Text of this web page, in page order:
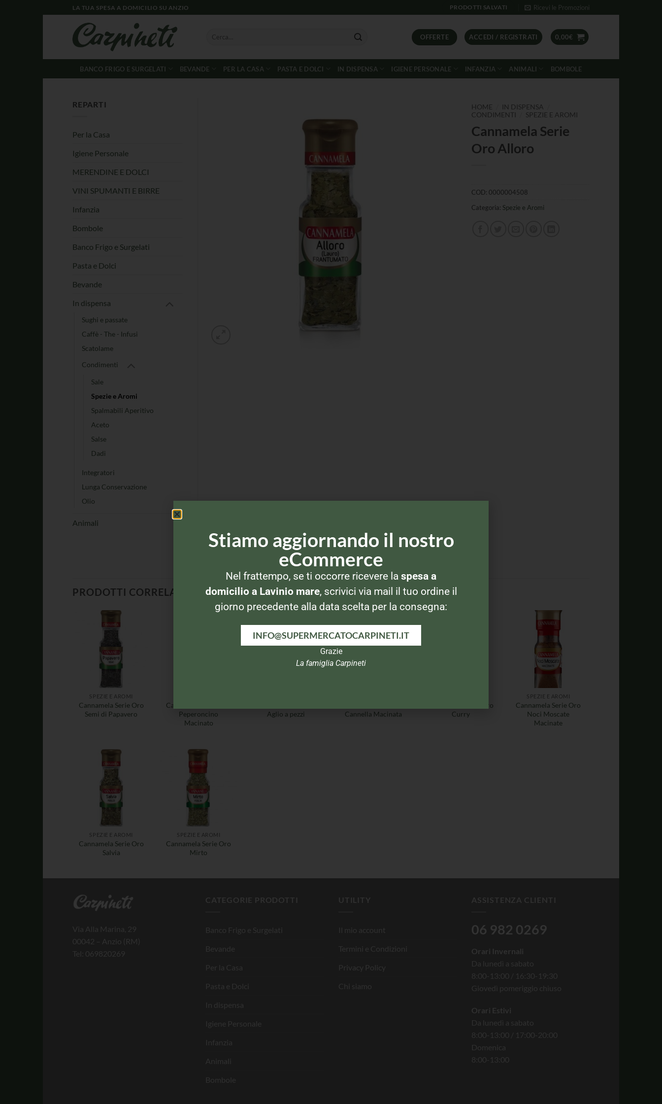
LA TUA SPESA A DOMICILIO SU ANZIO PRODOTTI SALVATI Ricevi le Promozioni
OFFERTE ACCEDI / REGISTRATI 0,00€
BANCO FRIGO E SURGELATI BEVANDE PER LA CASA PASTA E DOLCI IN DISPENSA IGIENE PERSONALE INFANZIA ANIMALI BOMBOLE
HOME IN DISPENSA
CONDIMENTI SPEZIE E AROMI
Cannamela Serie
Oro Alloro
COD: 0000004508
Categoria: Spezie e Aromi
REPARTI
Per la Casa
Igiene Personale
MERENDINE E DOLCI
VINI SPUMANTI E BIRRE
Infanzia
Bombole
Banco Frigo e Surgelati
Pasta e Dolci
Bevande
In dispensa
Sughi e passate
Caffè - The - Infusi
Scatolame
Condimenti
Sale
Spezie e Aromi
Spalmabili Aperitivo
Aceto
Salse
Dadi
Integratori
Lunga Conservazione
Olio
Animali
PRODOTTI CORRELATI
SPEZIE E AROMI
Cannamela Serie Oro
Semi di Papavero
Cannamela Serie Oro
Peperoncino
Macinato
Aglio a pezzi
Cannella Macinata
Cannamela Serie Oro
Curry
SPEZIE E AROMI
Cannamela Serie Oro
Noci Moscate
Macinate
SPEZIE E AROMI
Cannamela Serie Oro
Salvia
SPEZIE E AROMI
Cannamela Serie Oro
Mirto
Via Alla Marina, 29
00042 – Anzio (RM)
Tel: 069820269
CATEGORIE PRODOTTI
Banco Frigo e Surgelati
Bevande
Per la Casa
Pasta e Dolci
In dispensa
Igiene Personale
Infanzia
Animali
Bombole
UTILITY
Il mio account
Termini e Condizioni
Privacy Policy
Chi siamo
ASSISTENZA CLIENTI
06 982 0269
Orari Invernali
Da lunedì a sabato
8:00-13:00 / 16:30-19:30
Giovedì pomeriggio chiuso
Orari Estivi
Da lunedì a sabato
8:00-13:00 / 17:00-20:00
Domenica
8:00-13:00
Stiamo aggiornando il nostro
eCommerce
Nel frattempo, se ti occorre ricevere la spesa a
domicilio a Lavinio mare, scrivici via mail il tuo ordine il
giorno precedente alla data scelta per la consegna:
INFO@SUPERMERCATOCARPINETI.IT
Grazie
La famiglia Carpineti